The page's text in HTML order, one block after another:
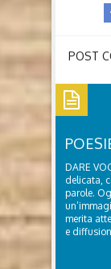
POST
DARE
delicata,
parole.
merita
e